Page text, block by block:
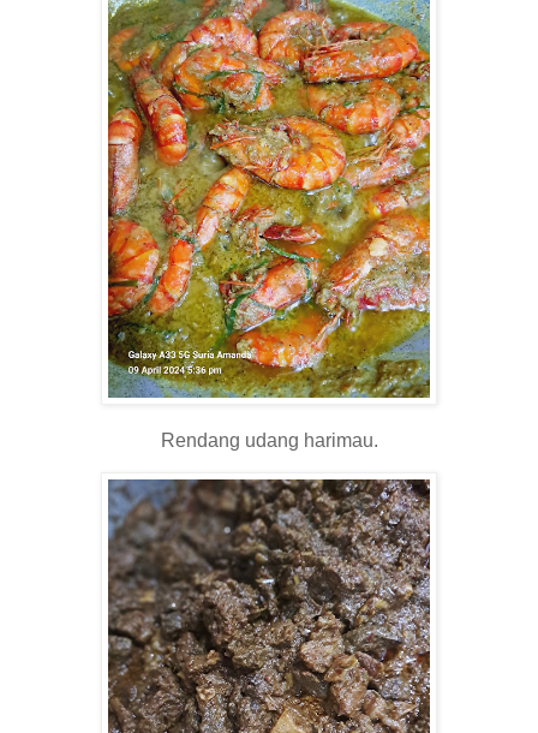
Rendang udang harimau.